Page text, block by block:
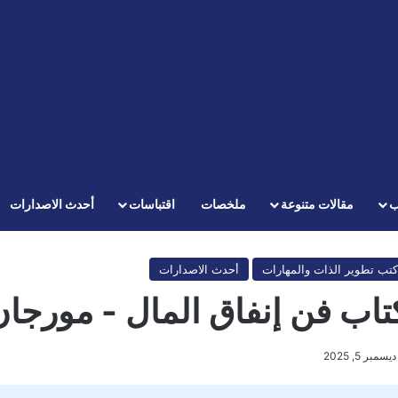
مقالات متنوعة ملخصات اقتباسات أحدث الاصدارات
كتب تطوير الذات والمهارات أحدث الاصدارات
فن إنفاق المال -
ديسمبر 5, 2025